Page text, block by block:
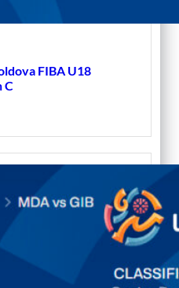
FIBA U18
C